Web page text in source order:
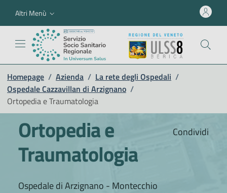
Altri Menù
Homepage / Azienda / La rete degli Ospedali /
Ospedale Cazzavillan di Arzignano /
Ortopedia e Traumatologia
Condividi
Ortopedia e
Traumatologia
Ospedale di Arzignano - Montecchio